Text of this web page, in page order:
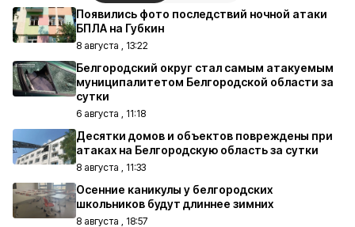
Появились фото последствий ночной атаки
БПЛА на Губкин
8 августа , 13:22
Белгородский округ стал самым атакуемым
муниципалитетом Белгородской области за
сутки
6 августа , 11:18
Десятки домов и объектов повреждены при
атаках на Белгородскую область за сутки
8 августа , 11:33
Осенние каникулы у белгородских
школьников будут длиннее зимних
8 августа , 18:57